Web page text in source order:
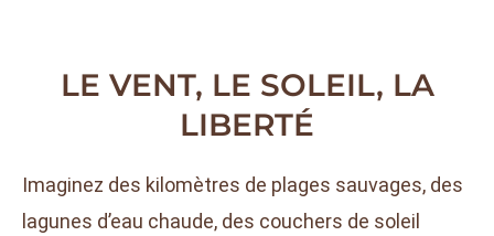
LE VENT, LE SOLEIL, LA
LIBERTÉ
Imaginez des kilomètres de plages sauvages, des
lagunes d’eau chaude, des couchers de soleil